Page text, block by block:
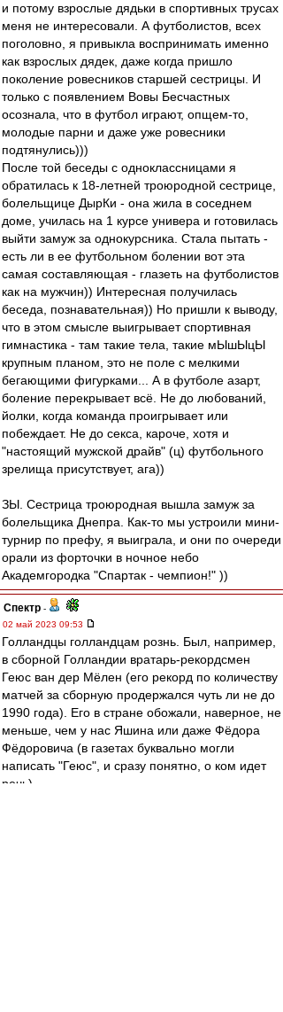
и потому взрослые дядьки в спортивных трусах
меня не интересовали. А футболистов, всех
поголовно, я привыкла воспринимать именно
как взрослых дядек, даже когда пришло
поколение ровесников старшей сестрицы. И
только с появлением Вовы Бесчастных
осознала, что в футбол играют, опщем-то,
молодые парни и даже уже ровесники
подтянулись)))
После той беседы с одноклассницами я
обратилась к 18-летней троюродной сестрице,
болельщице ДырКи - она жила в соседнем
доме, училась на 1 курсе универа и готовилась
выйти замуж за однокурсника. Стала пытать -
есть ли в ее футбольном болении вот эта
самая составляющая - глазеть на футболистов
как на мужчин)) Интересная получилась
беседа, познавательная)) Но пришли к выводу,
что в этом смысле выигрывает спортивная
гимнастика - там такие тела, такие мЫшЫцЫ
крупным планом, это не поле с мелкими
бегающими фигурками... А в футболе азарт,
боление перекрывает всё. Не до любований,
йолки, когда команда проигрывает или
побеждает. Не до секса, кароче, хотя и
"настоящий мужской драйв" (ц) футбольного
зрелища присутствует, ага))
ЗЫ. Сестрица троюродная вышла замуж за
болельщика Днепра. Как-то мы устроили мини-
турнир по префу, я выиграла, и они по очереди
орали из форточки в ночное небо
Академгородка "Спартак - чемпион!" ))
Спектр -
02 май 2023 09:53
Голландцы голландцам рознь. Был, например,
в сборной Голландии вратарь-рекордсмен
Геюс ван дер Мёлен (его рекорд по количеству
матчей за сборную продержался чуть ли не до
1990 года). Его в стране обожали, наверное, не
меньше, чем у нас Яшина или даже Фёдора
Фёдоровича (в газетах буквально могли
написать "Геюс", и сразу понятно, о ком идет
речь).